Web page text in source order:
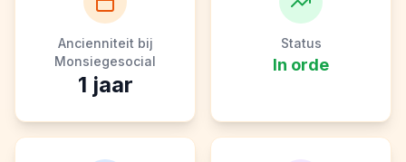
Ancienniteit bij
Monsiegesocial
1 jaar
Status
In orde